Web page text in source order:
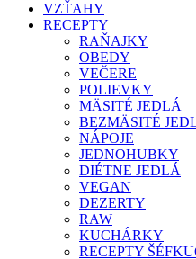
VZŤAHY
RECEPTY
RAŇAJKY
OBEDY
VEČERE
POLIEVKY
MÄSITÉ JEDLÁ
BEZMÄSITÉ
NÁPOJE
JEDNOHUBKY
DIÉTNE JEDLÁ
VEGAN
DEZERTY
RAW
KUCHÁRKY
RECEPTY